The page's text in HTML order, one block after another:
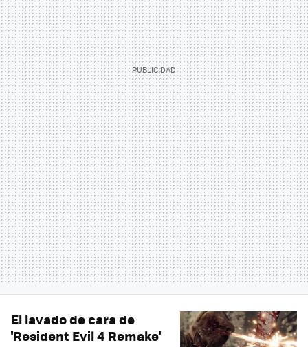
El lavado de cara de
'Resident Evil 4 Remake'